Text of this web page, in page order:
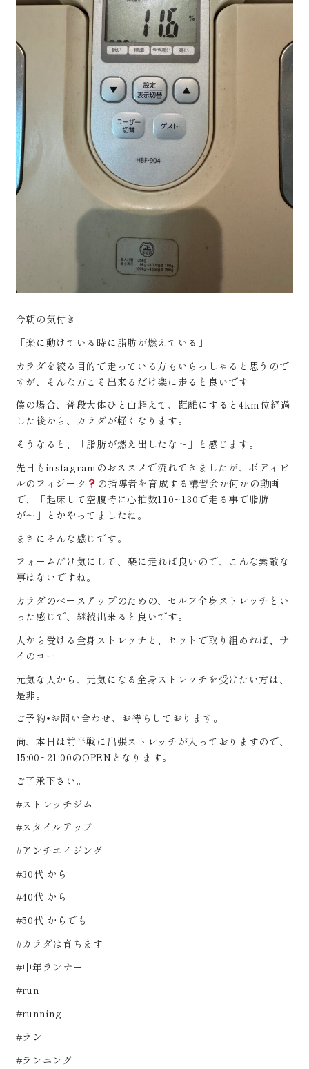
今朝の気付き
「楽に動けている時に脂肪が燃えている」
カラダを絞る目的で走っている方もいらっしゃると思うので
すが、そんな方こそ出来るだけ楽に走ると良いです。
僕の場合、普段大体ひと山超えて、距離にすると4km位経過
した後から、カラダが軽くなります。
そうなると、「脂肪が燃え出したな〜」と感じます。
先日もinstagramのおススメで流れてきましたが、ボディビ
ルのフィジーク
の指導者を育成する講習会か何かの動画
で、「起床して空腹時に心拍数110~130で走る事で脂肪
が〜」とかやってましたね。
まさにそんな感じです。
フォームだけ気にして、楽に走れば良いので、こんな素敵な
事はないですね。
カラダのベースアップのための、セルフ全身ストレッチとい
った感じで、継続出来ると良いです。
人から受ける全身ストレッチと、セットで取り組めれば、サ
イのコー。
元気な人から、元気になる全身ストレッチを受けたい方は、
是非。
ご予約•お問い合わせ、お待ちしております。
尚、本日は前半戦に出張ストレッチが入っておりますので、
15:00~21:00のOPENとなります。
ご了承下さい。
#ストレッチジム
#スタイルアップ
#アンチエイジング
#30代 から
#40代 から
#50代 からでも
#カラダは育ちます
#中年ランナー
#run
#running
#ラン
#ランニング